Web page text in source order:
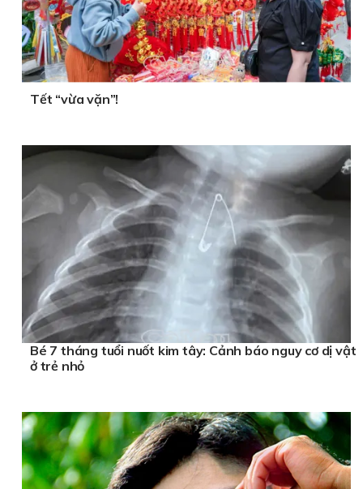
Tết “vừa vặn”!
Bé 7 tháng tuổi nuốt kim tây: Cảnh báo nguy cơ dị vật
ở trẻ nhỏ